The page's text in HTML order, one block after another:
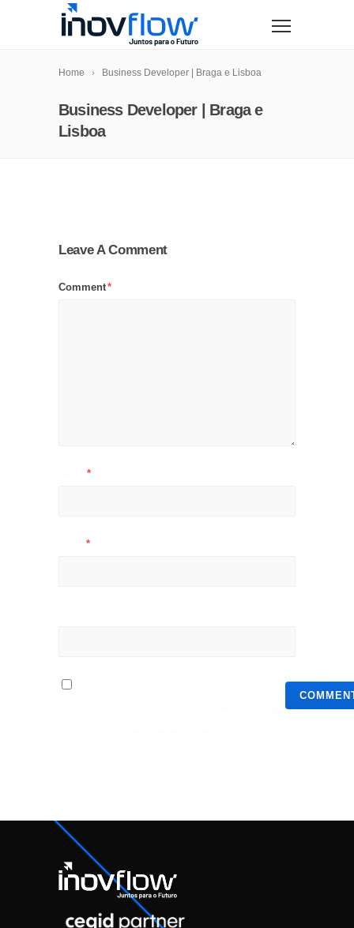
Home Business Developer | Braga e Lisboa
Business Developer | Braga e
Lisboa
Leave A Comment
Comment*
*
*
Guardar o meu nome, email e site neste navegador